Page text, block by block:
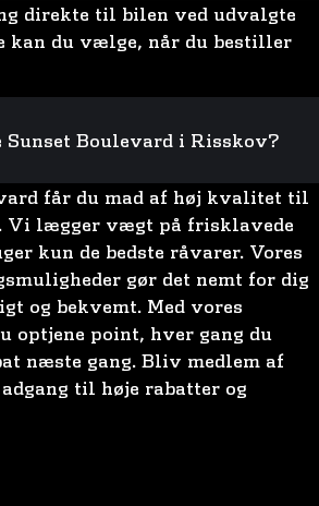
direkte til bilen ved udvalgte
kan du vælge, når du bestiller
Boulevard i Risskov?
får du mad af høj kvalitet til
Vi lægger vægt på frisklavede
kun de bedste råvarer. Vores
gør det nemt for dig
og bekvemt. Med vores
optjene point, hver gang du
næste gang. Bliv medlem af
til høje rabatter og